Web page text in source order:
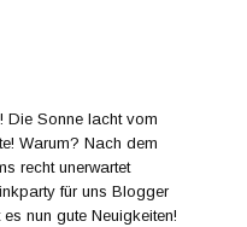
Die Sonne lacht vom
Warum? Nach dem
recht unerwartet
für uns Blogger
nun gute Neuigkeiten!